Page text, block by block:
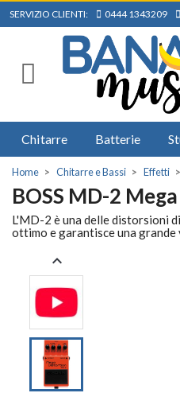
SERVIZIO CLIENTI: 0444 1343209
Chitarre Batterie
Home Chitarre e Bassi Effetti
BOSS MD-2
L'MD-2 è una delle distorsioni
ottimo e garantisce una
